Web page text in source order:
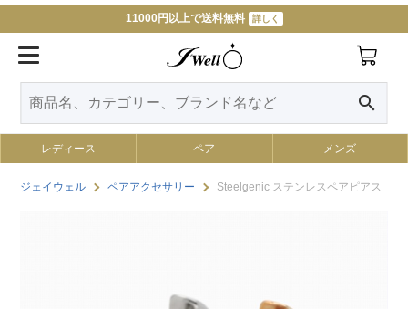
11000円以上で送料無料 詳しく
search
レディース ペア メンズ
ジェイウェル ペアアクセサリー Steelgenic ステンレスペアピアス